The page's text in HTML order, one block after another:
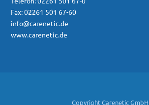
Fax: 02261 501 67-60
info@carenetic.de
www.carenetic.de
Copyright Carenetic GmbH